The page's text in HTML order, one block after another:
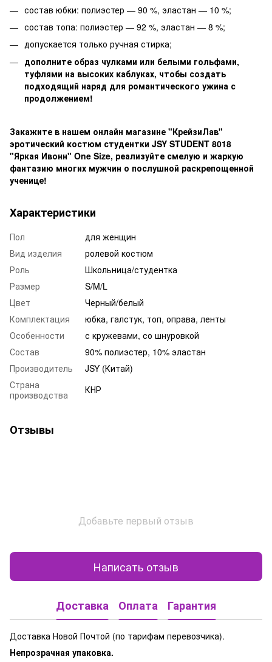
состав юбки: полиэстер — 90 %, эластан — 10 %;
состав топа: полиэстер — 92 %, эластан — 8 %;
допускается только ручная стирка;
дополните образ чулками или белыми гольфами,
туфлями на высоких каблуках, чтобы создать
подходящий наряд для романтического ужина с
продолжением!
Закажите в нашем онлайн магазине "КрейзиЛав"
эротический костюм студентки JSY STUDENT 8018
"Яркая Ивонн" One Size, реализуйте смелую и жаркую
фантазию многих мужчин о послушной раскрепощенной
ученице!
Характеристики
Пол
для женщин
Вид изделия
ролевой костюм
Роль
Школьница/студентка
Размер
S/M/L
Цвет
Черный/белый
Комплектация
юбка, галстук, топ, оправа, ленты
Особенности
с кружевами, со шнуровкой
Состав
90% полиэстер, 10% эластан
Производитель
JSY (Китай)
Страна
производства
КНР
Отзывы
Добавьте первый отзыв
Написать отзыв
Доставка Оплата Гарантия
Доставка Новой Почтой (по тарифам перевозчика).
Непрозрачная упаковка.